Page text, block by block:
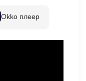
Okko плеер